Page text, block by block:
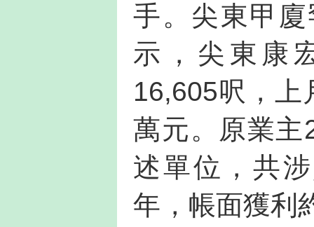
手。尖東甲
示，尖東康
16,605呎，上
萬元。原業主
述單位，共
年，帳面獲利